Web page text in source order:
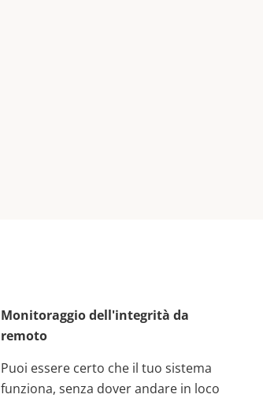
Monitoraggio dell'integrità da
remoto
Puoi essere certo che il tuo sistema
funziona, senza dover andare in loco